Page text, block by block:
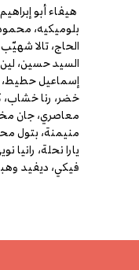
هيفاء أبو
بلوميكيه،
الحاج، تالا
السيد حسين،
إسماعيل حطيط،
خضر، رنا خشاب،
معاصري، جان
منيمنة، بتول
يارا نحلة،
فيكي، ديفيد